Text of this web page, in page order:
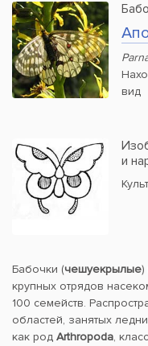
вид
и
Бабочки (чешуекрылые)
крупных отрядов
100 семейств.
областей, занятых
как род Arthropoda, класс